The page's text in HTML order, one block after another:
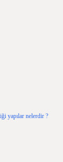
yapılar nelerdir ?